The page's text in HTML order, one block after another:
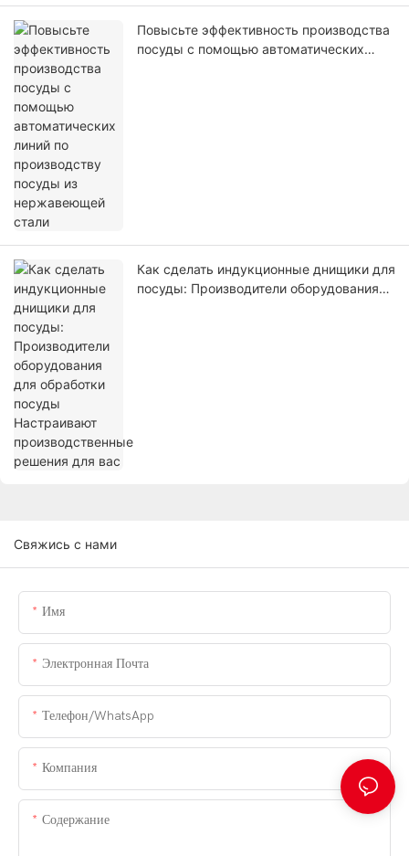
Повысьте эффективность производства
посуды с помощью автоматических
Как сделать индукционные днищики для
посуды: Производители оборудования
Свяжись с нами
Имя
Электронная Почта
Телефон/WhatsApp
Компания
Содержание